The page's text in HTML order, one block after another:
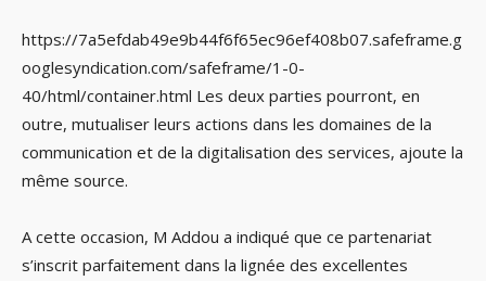
https://7a5efdab49e9b44f6f65ec96ef408b07.safeframe.g
ooglesyndication.com/safeframe/1-0-
40/html/container.html Les deux parties pourront, en
outre, mutualiser leurs actions dans les domaines de la
communication et de la digitalisation des services, ajoute la
même source.
A cette occasion, M Addou a indiqué que ce partenariat
s’inscrit parfaitement dans la lignée des excellentes